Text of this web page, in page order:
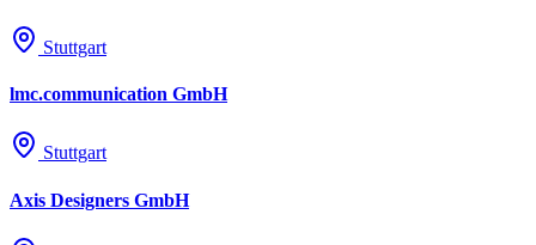
Stuttgart
lmc.communication GmbH
Stuttgart
Axis Designers GmbH